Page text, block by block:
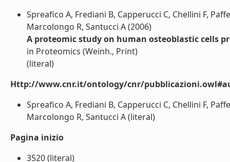
Spreafico A, Frediani B, Capperucci C, Chellini F,
Marcolongo R, Santucci A (2006)
A proteomic study on human osteoblastic cells
in Proteomics (Weinh., Print)
(literal)
Http://www.cnr.it/ontology/cnr/
Spreafico A, Frediani B, Capperucci C, Chellini F,
Marcolongo R, Santucci A (literal)
Pagina inizio
3520 (literal)